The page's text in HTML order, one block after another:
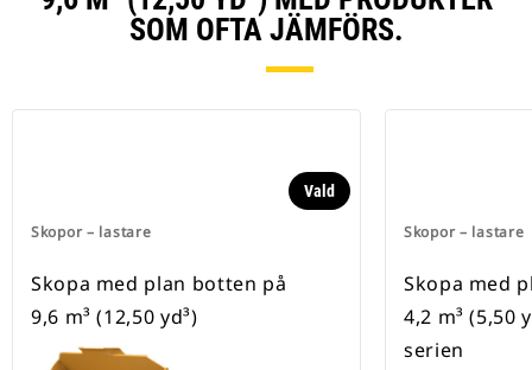
SOM OFTA JÄMFÖRS.
Skopor – lastare
Vald
Skopa med plan botten på
9,6 m³ (12,50 yd³)
Skopor – lastare
Skopa med
4,2 m³ (5,50
serien